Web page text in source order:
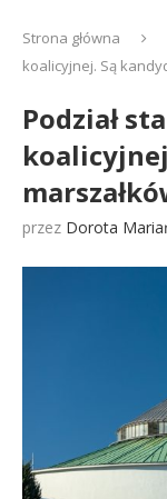
Strona główna
koalicyjnej. Są
Podział
przez Dorota